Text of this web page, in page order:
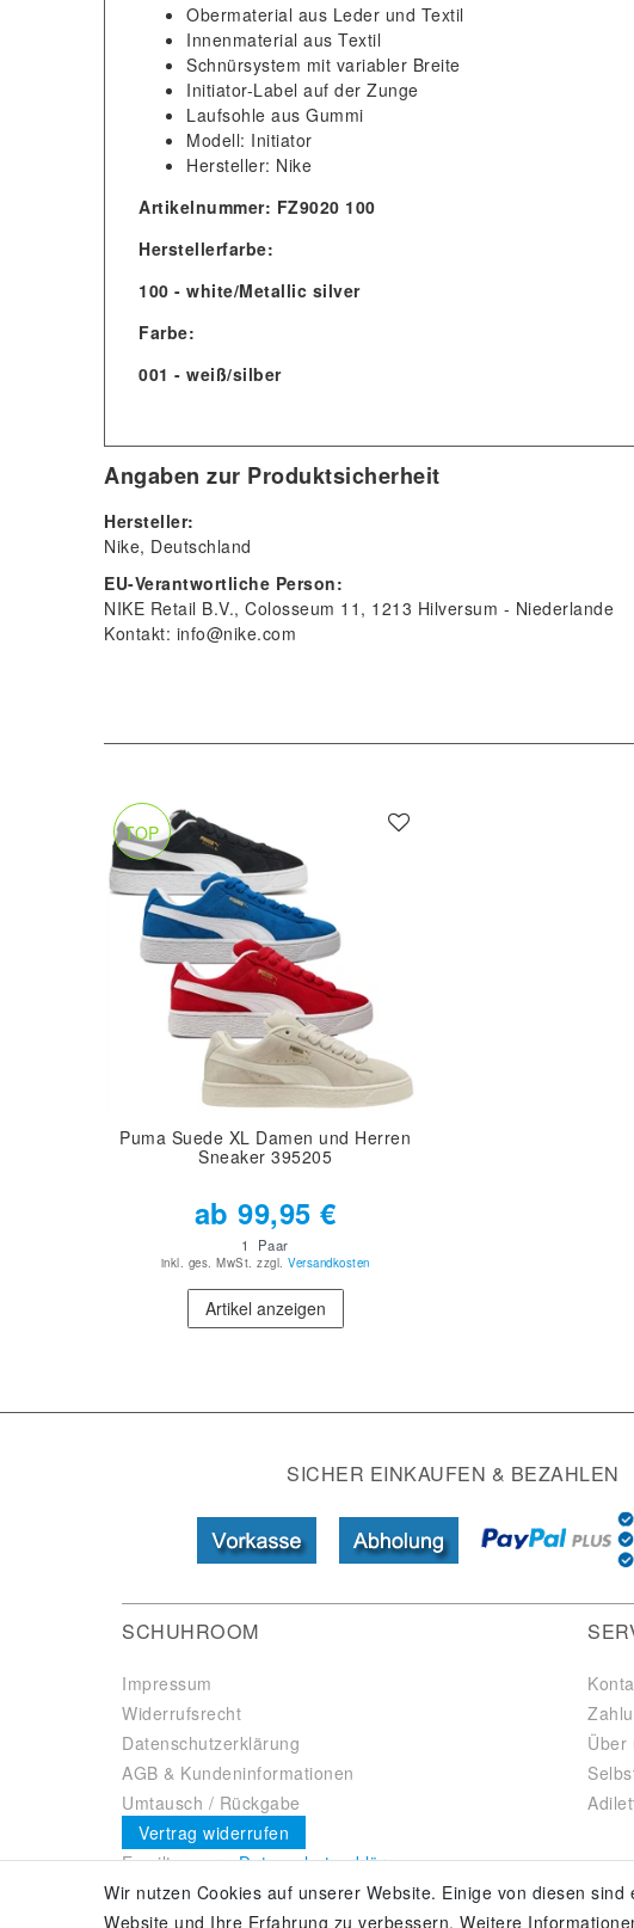
Obermaterial aus Leder und Textil
Innenmaterial aus Textil
Schnürsystem mit variabler Breite
Initiator-Label auf der Zunge
Laufsohle aus Gummi
Modell: Initiator
Hersteller: Nike
Artikelnummer: FZ9020 100
Herstellerfarbe:
100 - white/Metallic silver
Farbe:
001 - weiß/silber
Angaben zur Produktsicherheit
Hersteller:
Nike Deutschland
EU-Verantwortliche Person:
NIKE Retail B.V. Colosseum 11 1213 Hilversum
Niederlande
Kontakt: info@nike.com
TOP
Puma Suede XL Damen und Herren
Sneaker 395205
ab 99,95 €
1 Paar
inkl. ges. MwSt. zzgl. Versandkosten
Artikel anzeigen
SICHER EINKAUFEN & BEZAHLEN
SCHUHROOM
Impressum
Widerrufsrecht
Datenschutzerklärung
AGB & Kundeninformationen
Umtausch / Rückgabe
Vertrag widerrufen
Es gilt unsereDatenschutzerklärung
Über
Wir nutzen Cookies auf unserer Website. Einige von diesen
Website und Ihre Erfahrung zu verbessern. Weitere